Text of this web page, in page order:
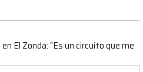
El Zonda: “Es un circuito que me